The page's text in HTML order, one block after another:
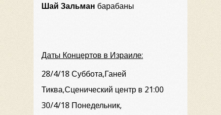
Шай Зальман барабаны
Даты Концертов в Израиле:
28/4/18 Суббота,Ганей
Тиква,Сценический центр в 21:00
30/4/18 Понедельник,